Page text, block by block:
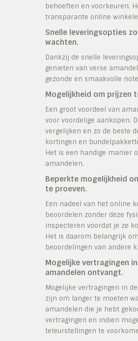
behoeften en voorkeuren.
transparante online
Snelle leveringsopties
wachten.
Dankzij de snelle
genieten van verse
gezonde en smaakvolle
Mogelijkheid om prijzen
Een groot voordeel van
voor voordelige aankopen.
vergelijken en zo de beste
kortingen en
Het is een handige manier
amandelen.
Beperkte mogelijkheid
te proeven.
Een nadeel van het online
beoordelen zonder deze
inspecteren voordat je ze
Het is daarom belangrijk
beoordelingen van andere
Mogelijke vertragingen
amandelen ontvangt.
Mogelijke vertragingen in
zijn om langer te moeten
amandelen die je hebt
vertragingen en indien
teleurstellingen te